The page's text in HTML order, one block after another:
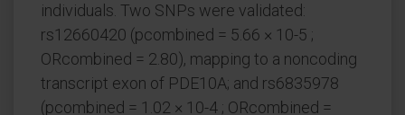
individuals. Two SNPs were validated:
rs12660420 (pcombined = 5.66 × 10-5 ;
ORcombined = 2.80), mapping to a noncoding
transcript exon of PDE10A; and rs6835978
(pcombined = 1.02 × 10-4 ; ORcombined =